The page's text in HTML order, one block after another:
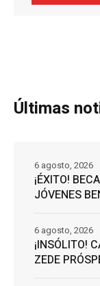
Últimas
¡ÉXITO!
JÓVENES
6 agosto, 2026
¡INSÓLITO!
ZEDE
6 agosto, 2026